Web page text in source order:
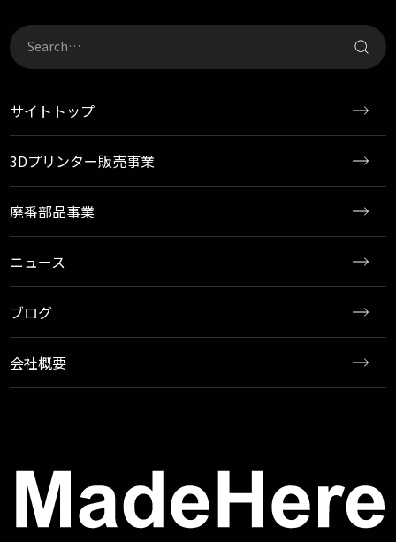
サイトトップ
3Dプリンター販売事業
廃番部品事業
ニュース
ブログ
会社概要